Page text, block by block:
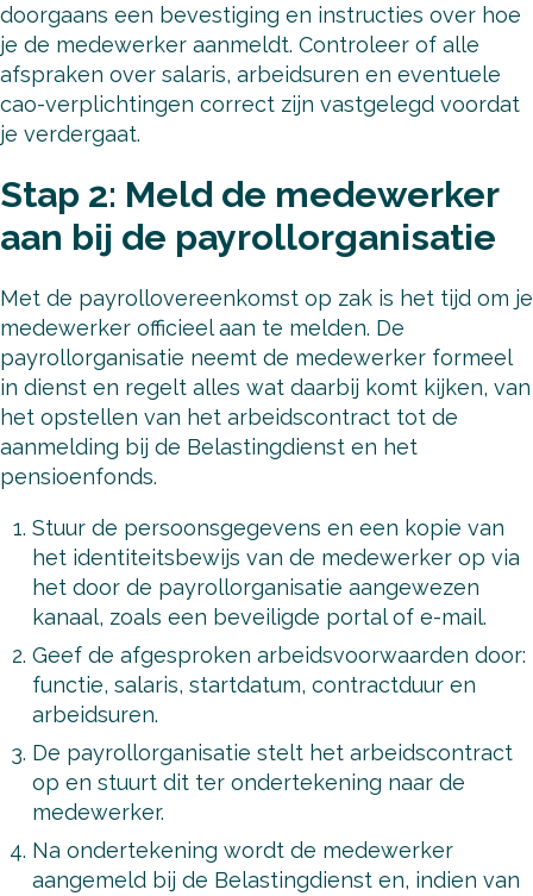
doorgaans een bevestiging en instructies over hoe
je de medewerker aanmeldt. Controleer of alle
afspraken over salaris, arbeidsuren en eventuele
cao-verplichtingen correct zijn vastgelegd voordat
je verdergaat.
Stap 2: Meld de medewerker
aan bij de payrollorganisatie
Met de payrollovereenkomst op zak is het tijd om je
medewerker officieel aan te melden. De
payrollorganisatie neemt de medewerker formeel
in dienst en regelt alles wat daarbij komt kijken, van
het opstellen van het arbeidscontract tot de
aanmelding bij de Belastingdienst en het
pensioenfonds.
Stuur de persoonsgegevens en een kopie van
het identiteitsbewijs van de medewerker op via
het door de payrollorganisatie aangewezen
kanaal, zoals een beveiligde portal of e-mail.
Geef de afgesproken arbeidsvoorwaarden door:
functie, salaris, startdatum, contractduur en
arbeidsuren.
De payrollorganisatie stelt het arbeidscontract
op en stuurt dit ter ondertekening naar de
medewerker.
Na ondertekening wordt de medewerker
aangemeld bij de Belastingdienst en, indien van